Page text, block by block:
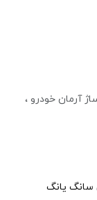
آرمان خودرو ،
سانگ یانگ